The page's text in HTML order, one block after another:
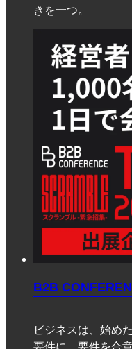
きを一つ。
B2B
ビジネスは、始め
要件に、要件を合